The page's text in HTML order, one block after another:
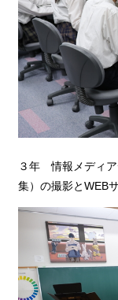
３年 情報メディ
集）の撮影とWEB